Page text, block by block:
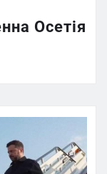
Осетія